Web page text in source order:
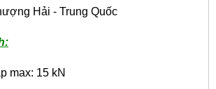
Hải - Trung Quốc
15 kN